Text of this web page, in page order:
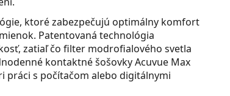
ktoré zabezpečujú optimálny komfort
Patentovaná technológia
zatiaľ čo filter modrofialového svetla
kontaktné šošovky Acuvue Max
práci s počítačom alebo digitálnymi